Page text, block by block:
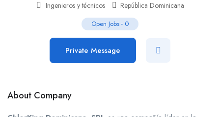
Ingenieros y técnicos República Dominicana
Open Jobs - 0
Private Message
About Company